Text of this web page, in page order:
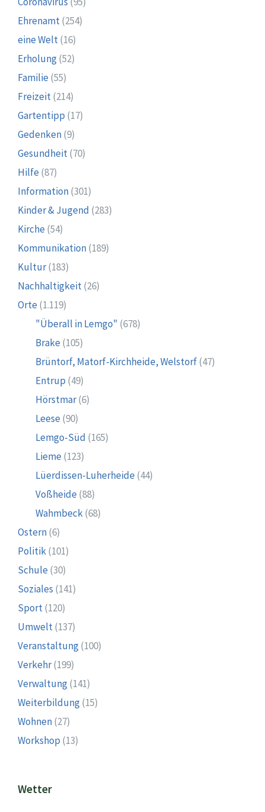
Ehrenamt(254)
eine Welt(16)
Erholung(52)
Familie (55)
Freizeit(214)
Gartentipp (17)
Gedenken(9)
Gesundheit(70)
Hilfe (87)
Information(301)
Kinder & Jugend (283)
Kirche (54)
Kommunikation(189)
Kultur(183)
Nachhaltigkeit(26)
Orte (1.119)
"Überall in Lemgo" (678)
Brake (105)
Brüntorf, Matorf-Kirchheide, Welstorf(47)
Entrup (49)
Hörstmar(6)
Leese (90)
Lemgo-Süd (165)
Lieme (123)
Lüerdissen-Luherheide (44)
Voßheide (88)
Wahmbeck(68)
Ostern(6)
Politik(101)
Schule (30)
Soziales (141)
Sport(120)
Umwelt(137)
Veranstaltung(100)
Verkehr(199)
Verwaltung(141)
Weiterbildung(15)
Wohnen(27)
Workshop (13)
Wetter